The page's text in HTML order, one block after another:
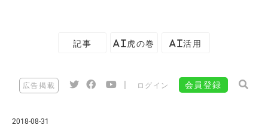
記事 AI虎の巻 AI活用
広告掲載 ログイン 会員登録
2018-08-31